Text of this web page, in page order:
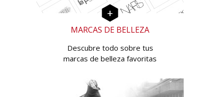
MARCAS DE BELLEZA
Descubre todo sobre tus
marcas de belleza favoritas